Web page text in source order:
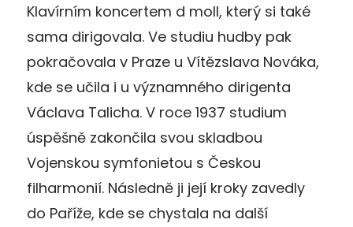
Klavírním koncertem d moll, který si také
sama dirigovala. Ve studiu hudby pak
pokračovala v Praze u Vítězslava Nováka,
kde se učila i u významného dirigenta
Václava Talicha. V roce 1937 studium
úspěšně zakončila svou skladbou
Vojenskou symfonietou s Českou
filharmonií. Následně ji její kroky zavedly
do Paříže, kde se chystala na další